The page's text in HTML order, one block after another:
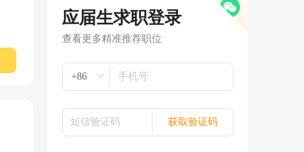
应届生求职登录
查看更多精准推荐职位
获取验证码